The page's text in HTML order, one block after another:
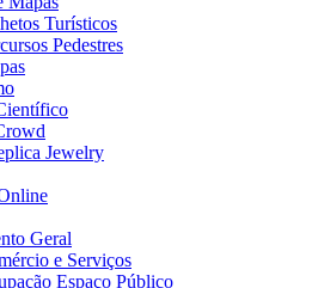
Turísticos
Pedestres
Jewelry
Geral
e Serviços
Espaço Público